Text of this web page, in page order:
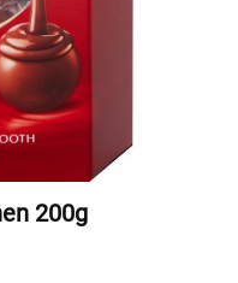
200g